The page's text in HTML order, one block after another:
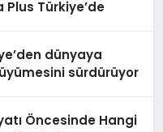
Türkiye’de
dünyaya
sürdürüyor
Öncesinde Hangi